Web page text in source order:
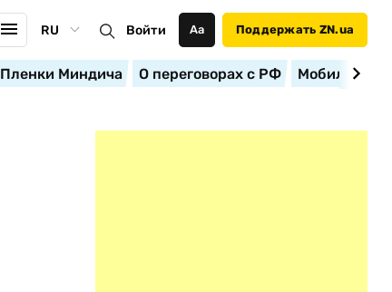
RU Войти Аа Поддержать ZN.ua
Пленки Миндича О переговорах с РФ